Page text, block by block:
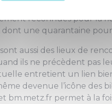
reconnues pour la
dont une quarantaine
aussi des lieux de
ils ne précèdent pas
entretient un lien
devenue l’icône des
bm.metz.fr permet à la